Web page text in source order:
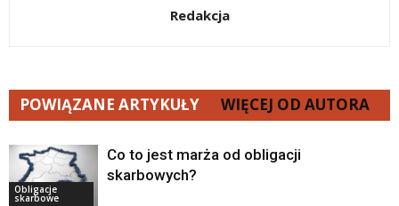
Redakcja
POWIĄZANE ARTYKUŁY WIĘCEJ OD AUTORA
Obligacje
skarbowe
Co to jest marża od obligacji
skarbowych?